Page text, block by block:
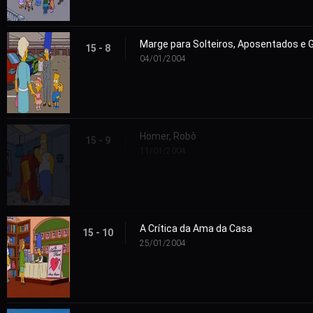
15 - 8 Marge para Solteiros, Aposentados e
04/01/2004
15 - 9 Homer, Robô
15 - 10 A Crítica da Ama da Casa
25/01/2004